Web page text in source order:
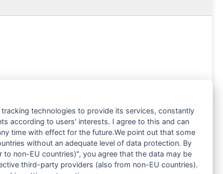
technologies to provide its services, constantly
according to users' interests. I agree to this and can
time with effect for the future.We point out that some
without an adequate level of data protection. By
to non-EU countries)", you agree that the data may be
third-party providers (also from non-EU countries).